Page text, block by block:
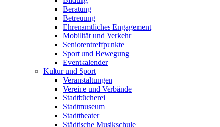
Beratung
Betreuung
Ehrenamtliches Engagement
Mobilität und Verkehr
Seniorentreffpunkte
Sport und Bewegung
Eventkalender
Kultur und Sport
Veranstaltungen
Vereine und Verbände
Stadtbücherei
Stadtmuseum
Stadttheater
Städtische Musikschule